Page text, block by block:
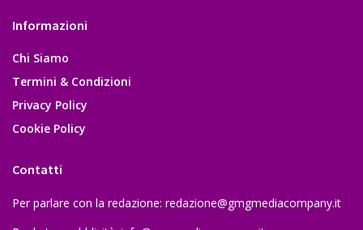
Informazioni
Chi Siamo
Termini & Condizioni
Privacy Policy
Cookie Policy
Contatti
Per parlare con la redazione: redazione@gmgmediacompany.it